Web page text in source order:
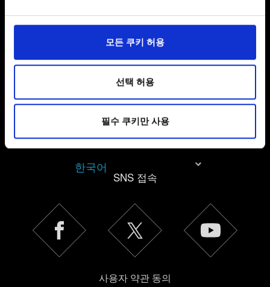
일부 쿠키는 웹 사이트를 정상적으로 이용하기 위해
관련 기술적 피드백을 제공하여 사용자의 웹사이트 이용
환경을 개선하기 위해 사용됩니다. 예를 들어, 소셜
파악하기 위해 쿠키의 일부를 저희 파트너와 공유할 수도
있습니다. 물론, 이처럼 선택적으로 쿠키를 사용할
경우에는 사용자의 동의를 구할 것입니다.
쿠키 사용에 관한 세부 사항이나 관련 설정은 아래의
"Settings" 메뉴에서 확인할 수 있습니다.
모든 쿠키 허용
선택 허용
필수 쿠키만 사용
개인 정보 처리 관련 정보
한국어
SNS 접속
사용자 약관 동의